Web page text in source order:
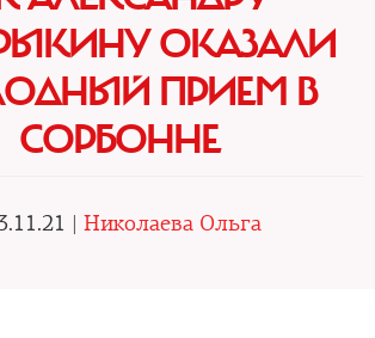
ОКАЗАЛИ
ПРИЕМ В
СОРБОННЕ
| Николаева Ольга